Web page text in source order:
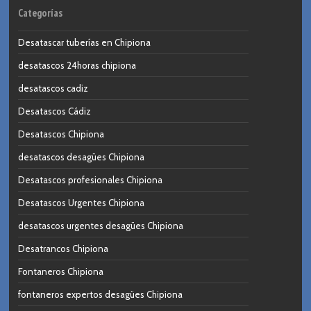
Categorías
Desatascar tuberías en Chipiona
desatascos 24horas chipiona
desatascos cadiz
Desatascos Cádiz
Desatascos Chipiona
desatascos desagües Chipiona
Desatascos profesionales Chipiona
Desatascos Urgentes Chipiona
desatascos urgentes desagües Chipiona
Desatrancos Chipiona
Fontaneros Chipiona
fontaneros expertos desagües Chipiona